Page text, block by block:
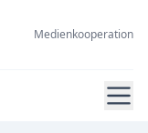
Medienkooperation